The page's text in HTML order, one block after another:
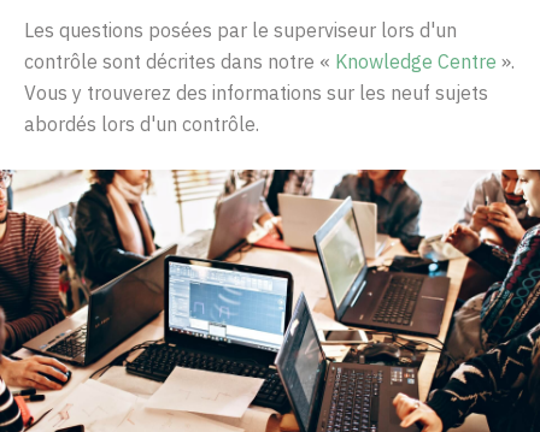
Les questions posées par le superviseur lors d'un
contrôle sont décrites dans notre « Knowledge Centre ».
Vous y trouverez des informations sur les neuf sujets
abordés lors d'un contrôle.